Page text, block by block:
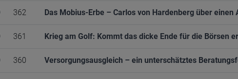
362 Das Mobius-Erbe – Carlos von Hardenberg über
361 Krieg am Golf: Kommt das dicke Ende für die Börsen
360 Versorgungsausgleich – ein unterschätztes